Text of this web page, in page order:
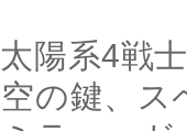
陽系4戦
の鍵、ス